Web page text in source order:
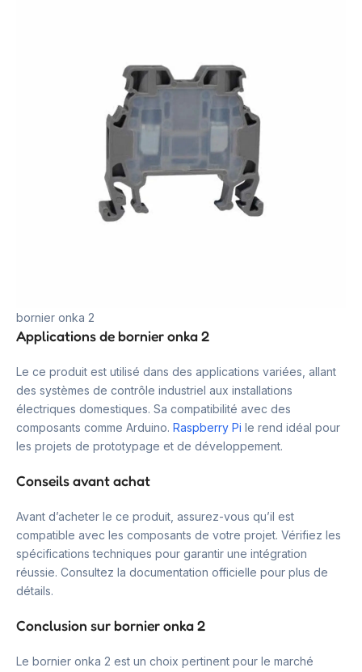
bornier onka 2
Applications de bornier onka 2
Le ce produit est utilisé dans des applications variées, allant
des systèmes de contrôle industriel aux installations
électriques domestiques. Sa compatibilité avec des
composants comme Arduino. Raspberry Pi le rend idéal pour
les projets de prototypage et de développement.
Conseils avant achat
Avant d’acheter le ce produit, assurez-vous qu’il est
compatible avec les composants de votre projet. Vérifiez les
spécifications techniques pour garantir une intégration
réussie. Consultez la documentation officielle pour plus de
détails.
Conclusion sur bornier onka 2
Le bornier onka 2 est un choix pertinent pour le marché